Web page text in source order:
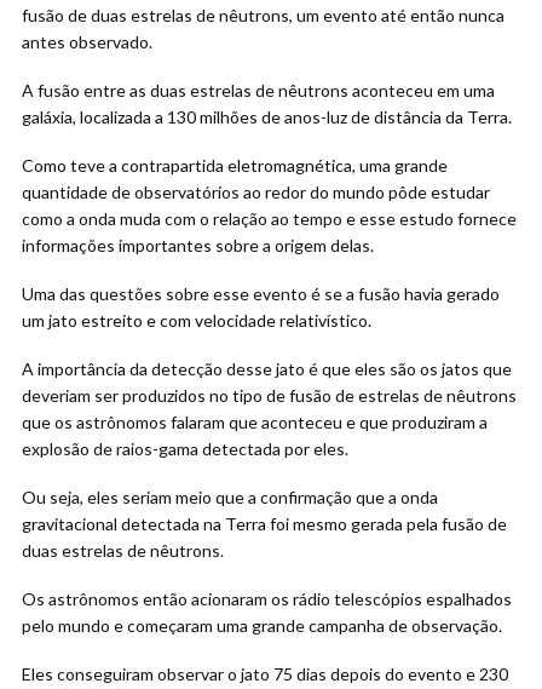
fusão de duas estrelas de nêutrons, um evento até então nunca
antes observado.
A fusão entre as duas estrelas de nêutrons aconteceu em uma
galáxia, localizada a 130 milhões de anos-luz de distância da Terra.
Como teve a contrapartida eletromagnética, uma grande
quantidade de observatórios ao redor do mundo pôde estudar
como a onda muda com o relação ao tempo e esse estudo fornece
informações importantes sobre a origem delas.
Uma das questões sobre esse evento é se a fusão havia gerado
um jato estreito e com velocidade relativístico.
A importância da detecção desse jato é que eles são os jatos que
deveriam ser produzidos no tipo de fusão de estrelas de nêutrons
que os astrônomos falaram que aconteceu e que produziram a
explosão de raios-gama detectada por eles.
Ou seja, eles seriam meio que a confirmação que a onda
gravitacional detectada na Terra foi mesmo gerada pela fusão de
duas estrelas de nêutrons.
Os astrônomos então acionaram os rádio telescópios espalhados
pelo mundo e começaram uma grande campanha de observação.
Eles conseguiram observar o jato 75 dias depois do evento e 230